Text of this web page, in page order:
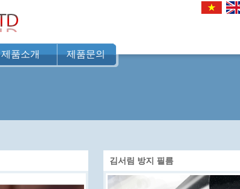
제품소개 제품문의
김서림 방지 필름